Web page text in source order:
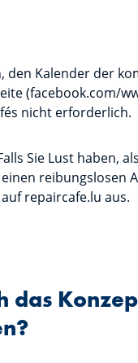
Kalender der
(facebook.com/
nicht erforderlich.
Sie Lust haben,
reibungslosen
repaircafe.lu aus.